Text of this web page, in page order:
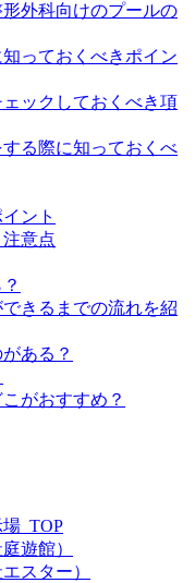
外科向けのプールの
っておくべきポイン
ックしておくべき項
る際に知っておくべ
ント
意点
きるまでの流れを紹
ある？
がおすすめ？
_TOP
遊館）
スター）